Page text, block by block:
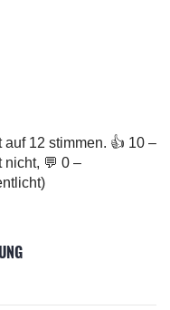
auf 12 stimmen. 👍 10 –
nicht, 💬 0 –